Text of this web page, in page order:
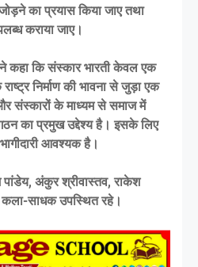
का प्रयास किया जाए तथा
कराया जाए।
कहा कि संस्कार भारती केवल एक
निर्माण की भावना से जुड़ा एक
संस्कारों के माध्यम से समाज में
का प्रमुख उद्देश्य है। इसके लिए
आवश्यक है।
अंकुर श्रीवास्तव, राकेश
साधक उपस्थित रहे।